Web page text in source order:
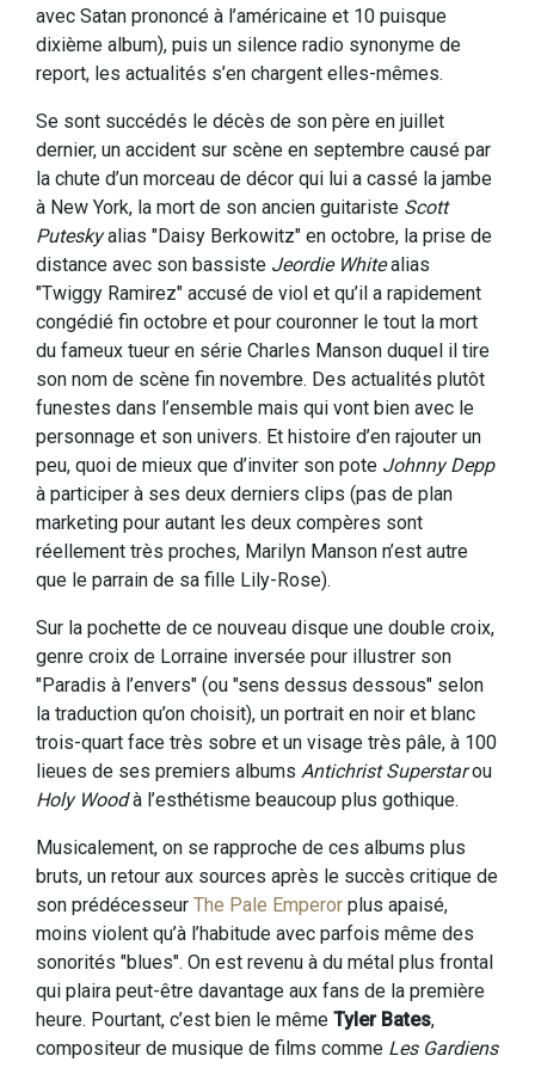
avec Satan prononcé à l’américaine et 10 puisque
dixième album), puis un silence radio synonyme de
report, les actualités s’en chargent elles-mêmes.
Se sont succédés le décès de son père en juillet
dernier, un accident sur scène en septembre causé par
la chute d’un morceau de décor qui lui a cassé la jambe
à New York, la mort de son ancien guitariste Scott
Puteskyalias "Daisy Berkowitz" en octobre, la prise de
distance avec son bassiste Jeordie Whitealias
"Twiggy Ramirez" accusé de viol et qu’il a rapidement
congédié fin octobre et pour couronner le tout la mort
du fameux tueur en série Charles Manson duquel il tire
son nom de scène fin novembre. Des actualités plutôt
funestes dans l’ensemble mais qui vont bien avec le
personnage et son univers. Et histoire d’en rajouter un
peu, quoi de mieux que d’inviter son pote Johnny Depp
à participer à ses deux derniers clips (pas de plan
marketing pour autant les deux compères sont
réellement très proches, Marilyn Manson n’est autre
que le parrain de sa fille Lily-Rose).
Sur la pochette de ce nouveau disque une double croix,
genre croix de Lorraine inversée pour illustrer son
"Paradis à l’envers" (ou "sens dessus dessous" selon
la traduction qu’on choisit), un portrait en noir et blanc
trois-quart face très sobre et un visage très pâle, à 100
lieues de ses premiers albums Antichrist Superstarou
Holy Woodà l’esthétisme beaucoup plus gothique.
Musicalement, on se rapproche de ces albums plus
bruts, un retour aux sources après le succès critique de
son prédécesseur The Pale Emperor plus apaisé,
moins violent qu’à l’habitude avec parfois même des
sonorités "blues". On est revenu à du métal plus frontal
qui plaira peut-être davantage aux fans de la première
heure. Pourtant, c’est bien le même Tyler Bates,
compositeur de musique de films comme Les Gardiens